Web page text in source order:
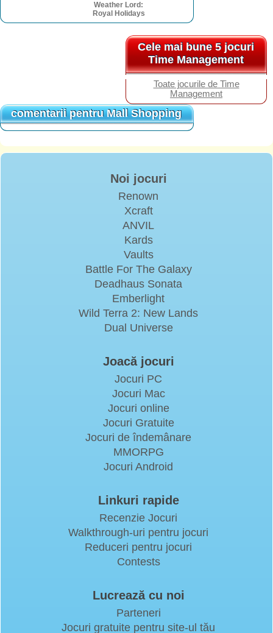
Weather Lord:
Royal Holidays
Cele mai bune 5 jocuri
Cele mai bune 5 jocuri
Time Management
Time Management
Toate jocurile de Time
Management
comentarii pentru Mall Shopping
comentarii pentru Mall Shopping
Noi jocuri
Renown
Xcraft
ANVIL
Kards
Vaults
Battle For The Galaxy
Deadhaus Sonata
Emberlight
Wild Terra 2: New Lands
Dual Universe
Joacă jocuri
Jocuri PC
Jocuri Mac
Jocuri online
Jocuri Gratuite
Jocuri de îndemânare
MMORPG
Jocuri Android
Linkuri rapide
Recenzie Jocuri
Walkthrough-uri pentru jocuri
Reduceri pentru jocuri
Contests
Lucrează cu noi
Parteneri
Jocuri gratuite pentru site-ul tău